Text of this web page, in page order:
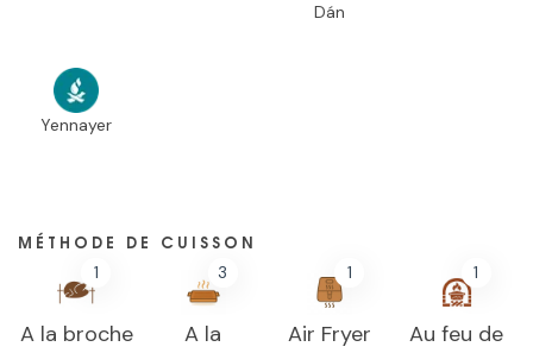
Dán
Yennayer
MÉTHODE DE CUISSON
1
A la broche
3
A la
1
Air Fryer
1
Au feu de